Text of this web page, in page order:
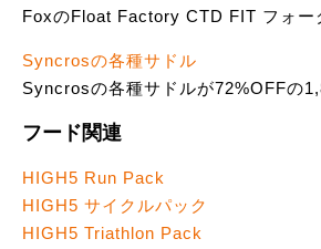
クーポン＆セール
FoxのFloat Factory CTD FIT フォー
Syncrosの各種サドル
Syncrosの各種サドルが72%OFFの
フード関連
HIGH5 Run Pack
HIGH5 サイクルパック
HIGH5 Triathlon Pack